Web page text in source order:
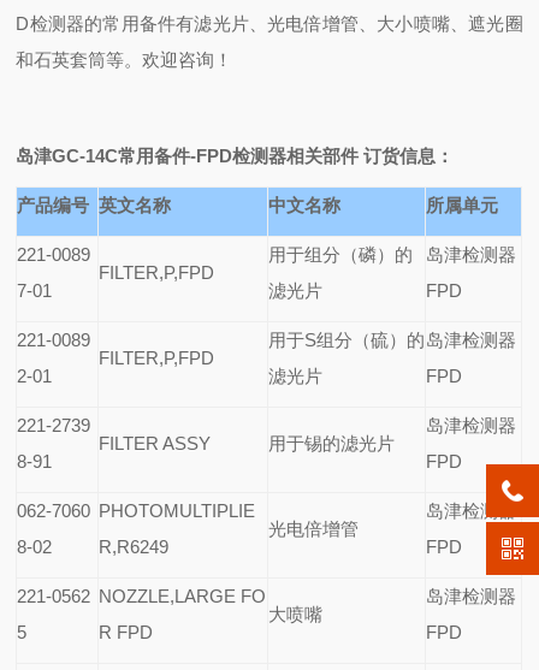
D检测器的常用备件有滤光片、光电倍增管、大小喷嘴、遮光圈
和石英套筒等。欢迎咨询！
岛津GC-14C常用备件-FPD检测器相关部件 订货信息：
产品编号 英文名称 中文名称 所属单元
221-0089
7-01
FILTER,P,FPD
用于组分（磷）的
滤光片
岛津检测器
FPD
221-0089
2-01
FILTER,P,FPD
用于S组分（硫）的
滤光片
岛津检测器
FPD
221-2739
8-91
FILTER ASSY 用于锡的滤光片
岛津检测器
FPD
062-7060
8-02
PHOTOMULTIPLIE
R,R6249
光电倍增管
岛津检测器
FPD
221-0562
5
NOZZLE,LARGE FO
R FPD
大喷嘴
岛津检测器
FPD